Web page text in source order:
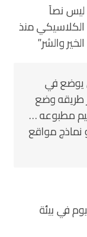
ليس نصاَ
الكلاسيكي منذ
والشر”
يوضع في
طريقه وضع
مطبوعه …
نماذج مواقع
في بيئة